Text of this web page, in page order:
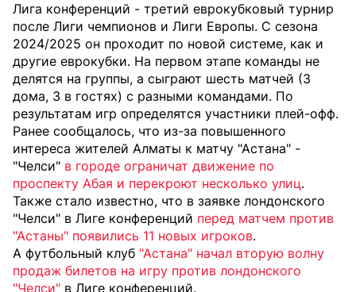
Лига конференций - третий еврокубковый турнир
после Лиги чемпионов и Лиги Европы. С сезона
2024/2025 он проходит по новой системе, как и
другие еврокубки. На первом этапе команды не
делятся на группы, а сыграют шесть матчей (3
дома, 3 в гостях) с разными командами. По
результатам игр определятся участники плей-офф.
Ранее сообщалось, что из-за повышенного
интереса жителей Алматы к матчу "Астана" -
"Челси" в городе ограничат движение по
проспекту Абая и перекроют несколько улиц.
Также стало известно, что в заявке лондонского
"Челси" в Лиге конференций перед матчем против
"Астаны" появились 11 новых игроков.
А футбольный клуб "Астана" начал вторую волну
продаж билетов на игру против лондонского
"Челси" в Лиге конференций.